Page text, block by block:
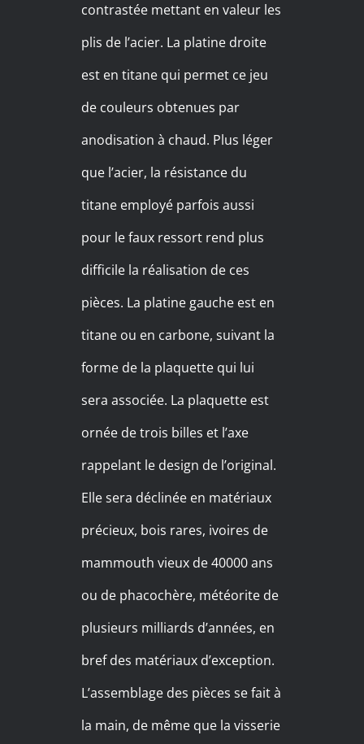
contrastée mettant en valeur les
plis de l’acier. La platine droite
est en titane qui permet ce jeu
de couleurs obtenues par
anodisation à chaud. Plus léger
que l’acier, la résistance du
titane employé parfois aussi
pour le faux ressort rend plus
difficile la réalisation de ces
pièces. La platine gauche est en
titane ou en carbone, suivant la
forme de la plaquette qui lui
sera associée. La plaquette est
ornée de trois billes et l’axe
rappelant le design de l’original.
Elle sera déclinée en matériaux
précieux, bois rares, ivoires de
mammouth vieux de 40000 ans
ou de phacochère, météorite de
plusieurs milliards d’années, en
bref des matériaux d’exception.
L’assemblage des pièces se fait à
la main, de même que la visserie